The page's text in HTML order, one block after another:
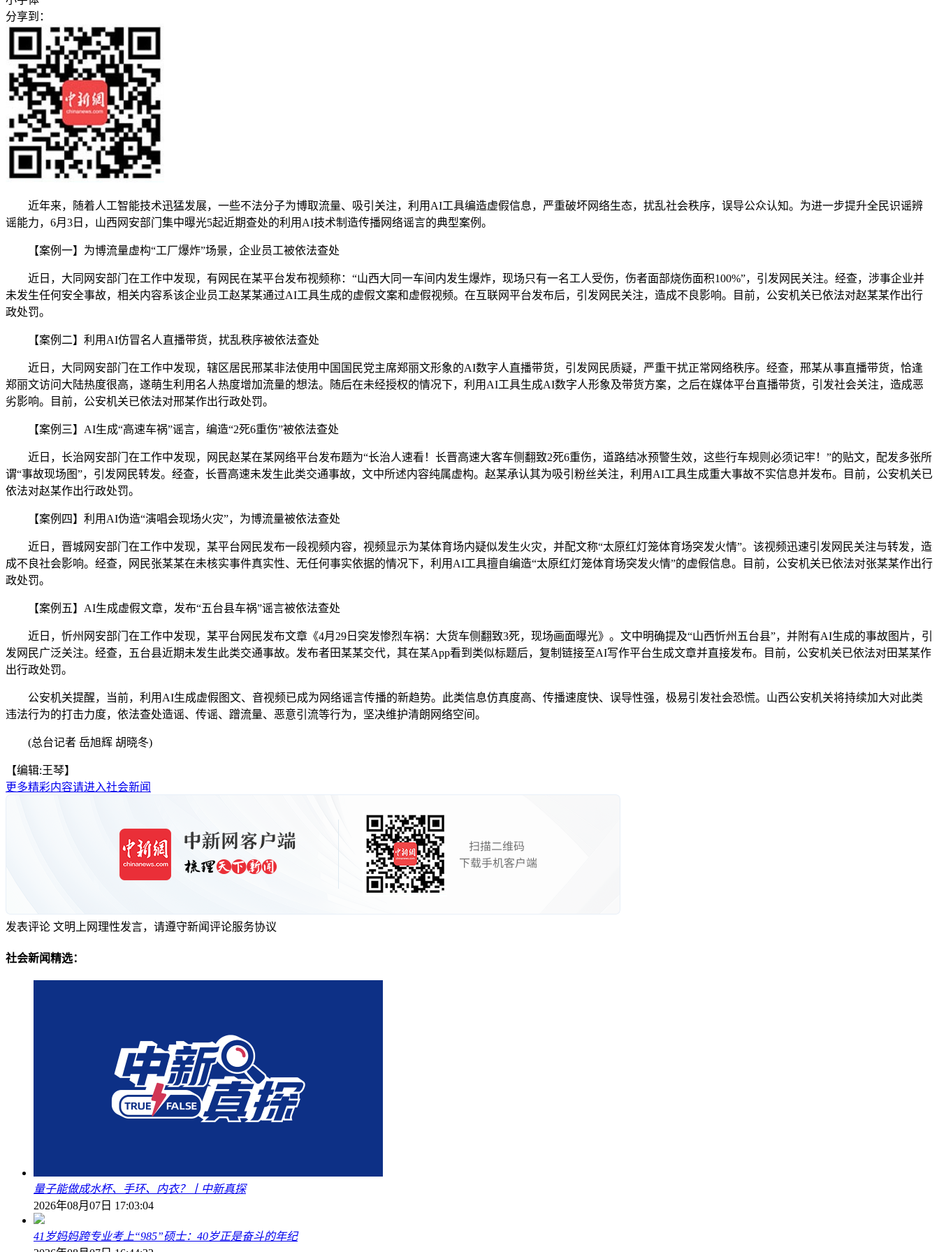
分享到：
近年来，随着人工智能技术迅猛发展，一些不法分子为博取流量、吸引关注，利用AI工具编造虚假信息，严重破坏网络生态，扰乱社会秩序，误导公众认知。为进一步提升全民识谣辨
谣能力，6月3日，山西网安部门集中曝光5起近期查处的利用AI技术制造传播网络谣言的典型案例。
【案例一】为博流量虚构“工厂爆炸”场景，企业员工被依法查处
近日，大同网安部门在工作中发现，有网民在某平台发布视频称：“山西大同一车间内发生爆炸，现场只有一名工人受伤，伤者面部烧伤面积100%”，引发网民关注。经查，涉事企业并
未发生任何安全事故，相关内容系该企业员工赵某某通过AI工具生成的虚假文案和虚假视频。在互联网平台发布后，引发网民关注，造成不良影响。目前，公安机关已依法对赵某某作出行
政处罚。
【案例二】利用AI仿冒名人直播带货，扰乱秩序被依法查处
近日，大同网安部门在工作中发现，辖区居民邢某非法使用中国国民党主席郑丽文形象的AI数字人直播带货，引发网民质疑，严重干扰正常网络秩序。经查，邢某从事直播带货，恰逢
郑丽文访问大陆热度很高，遂萌生利用名人热度增加流量的想法。随后在未经授权的情况下，利用AI工具生成AI数字人形象及带货方案，之后在媒体平台直播带货，引发社会关注，造成恶
劣影响。目前，公安机关已依法对邢某作出行政处罚。
【案例三】AI生成“高速车祸”谣言，编造“2死6重伤”被依法查处
近日，长治网安部门在工作中发现，网民赵某在某网络平台发布题为“长治人速看！长晋高速大客车侧翻致2死6重伤，道路结冰预警生效，这些行车规则必须记牢！”的贴文，配发多张所
谓“事故现场图”，引发网民转发。经查，长晋高速未发生此类交通事故，文中所述内容纯属虚构。赵某承认其为吸引粉丝关注，利用AI工具生成重大事故不实信息并发布。目前，公安机关已
依法对赵某作出行政处罚。
【案例四】利用AI伪造“演唱会现场火灾”，为博流量被依法查处
近日，晋城网安部门在工作中发现，某平台网民发布一段视频内容，视频显示为某体育场内疑似发生火灾，并配文称“太原红灯笼体育场突发火情”。该视频迅速引发网民关注与转发，造
成不良社会影响。经查，网民张某某在未核实事件真实性、无任何事实依据的情况下，利用AI工具擅自编造“太原红灯笼体育场突发火情”的虚假信息。目前，公安机关已依法对张某某作出行
政处罚。
【案例五】AI生成虚假文章，发布“五台县车祸”谣言被依法查处
近日，忻州网安部门在工作中发现，某平台网民发布文章《4月29日突发惨烈车祸：大货车侧翻致3死，现场画面曝光》。文中明确提及“山西忻州五台县”，并附有AI生成的事故图片，引
发网民广泛关注。经查，五台县近期未发生此类交通事故。发布者田某某交代，其在某App看到类似标题后，复制链接至AI写作平台生成文章并直接发布。目前，公安机关已依法对田某某作
出行政处罚。
公安机关提醒，当前，利用AI生成虚假图文、音视频已成为网络谣言传播的新趋势。此类信息仿真度高、传播速度快、误导性强，极易引发社会恐慌。山西公安机关将持续加大对此类
违法行为的打击力度，依法查处造谣、传谣、蹭流量、恶意引流等行为，坚决维护清朗网络空间。
(总台记者 岳旭辉 胡晓冬)
【编辑:王琴】
更多精彩内容请进入社会新闻
发表评论 文明上网理性发言，请遵守新闻评论服务协议
社会新闻精选：
量子能做成水杯、手环、内衣？丨中新真探
2026年08月07日 17:03:04
41岁妈妈跨专业考上“985”硕士：40岁正是奋斗的年纪